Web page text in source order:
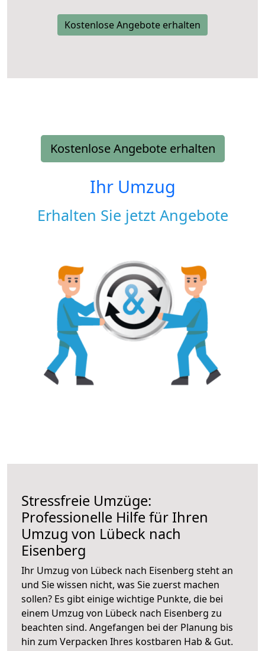
Kostenlose Angebote erhalten
Kostenlose Angebote erhalten
Ihr Umzug
Erhalten Sie jetzt Angebote
Stressfreie Umzüge:
Professionelle Hilfe für Ihren
Umzug von Lübeck nach
Eisenberg
Ihr Umzug von Lübeck nach Eisenberg steht an
und Sie wissen nicht, was Sie zuerst machen
sollen? Es gibt einige wichtige Punkte, die bei
einem Umzug von Lübeck nach Eisenberg zu
beachten sind. Angefangen bei der Planung bis
hin zum Verpacken Ihres kostbaren Hab & Gut.